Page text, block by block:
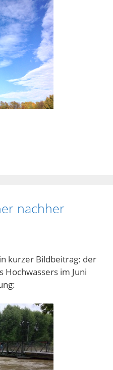
nachher
kurzer Bildbeitrag: der
Hochwassers im Juni